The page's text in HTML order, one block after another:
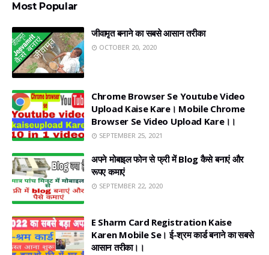
Most Popular
जीवामृत बनाने का सबसे आसान तरीका
OCTOBER 20, 2020
Chrome Browser Se Youtube Video
Upload Kaise Kare। Mobile Chrome
Browser Se Video Upload Kare।।
SEPTEMBER 25, 2021
अपने मोबाइल फोन से फ्री में Blog कैसे बनाएं और
रूपए कमाएं
SEPTEMBER 22, 2020
E Sharm Card Registration Kaise
Karen Mobile Se। ई-श्रम कार्ड बनाने का सबसे
आसान तरीका।।